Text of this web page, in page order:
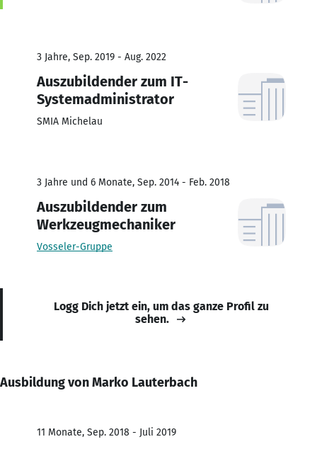
3 Jahre, Sep. 2019 - Aug. 2022
Auszubildender zum IT-
Systemadministrator
SMIA Michelau
3 Jahre und 6 Monate, Sep. 2014 - Feb. 2018
Auszubildender zum
Werkzeugmechaniker
Vosseler-Gruppe
Logg Dich jetzt ein, um das ganze Profil zu
sehen.
Ausbildung von Marko Lauterbach
11 Monate, Sep. 2018 - Juli 2019